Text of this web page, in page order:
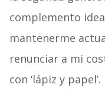
complemento
mantenerme
renunciar a mi
con ‘lápiz y papel’.